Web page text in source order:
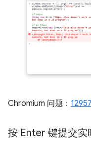
Chromium 问题：
按 Enter 键提交实